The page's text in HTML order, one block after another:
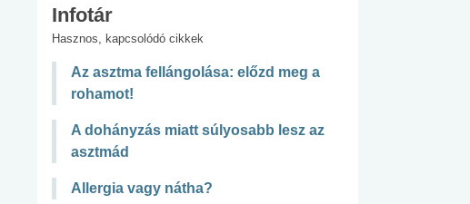
Infotár
Hasznos, kapcsolódó cikkek
Az asztma fellángolása: előzd meg a
rohamot!
A dohányzás miatt súlyosabb lesz az
asztmád
Allergia vagy nátha?